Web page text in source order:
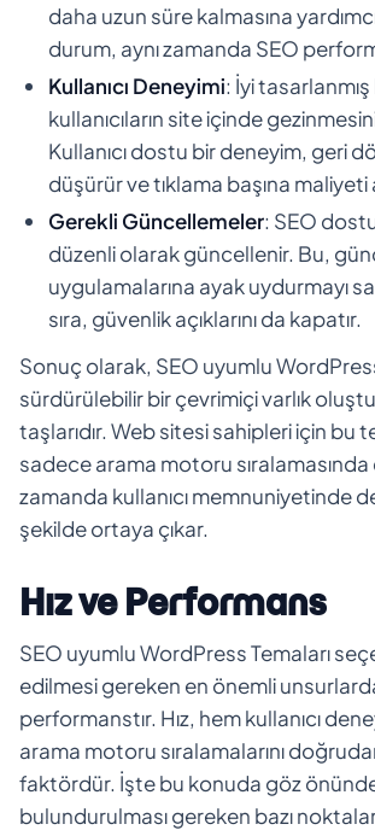
daha uzun süre kalmasına
durum, aynı zamanda SEO
Kullanıcı Deneyimi: İyi
kullanıcıların site içinde
Kullanıcı dostu bir deneyim, geri
düşürür ve tıklama başına maliyeti
Gerekli Güncellemeler: SEO
düzenli olarak güncellenir. Bu,
uygulamalarına ayak uydurmayı
sıra, güvenlik açıklarını da kapatır.
Sonuç olarak, SEO uyumlu
sürdürülebilir bir çevrimiçi varlık
taşlarıdır. Web sitesi sahipleri için bu
sadece arama motoru sıralamasında
zamanda kullanıcı memnuniyetinde
şekilde ortaya çıkar.
Hız ve Performans
SEO uyumlu WordPress Temaları
edilmesi gereken en önemli
performanstır. Hız, hem kullanıcı
arama motoru sıralamalarını
faktördür. İşte bu konuda göz
bulundurulması gereken bazı